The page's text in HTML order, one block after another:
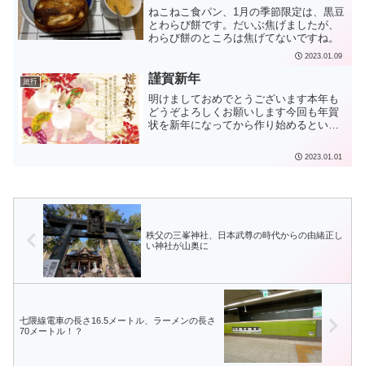
ねこねこ食パン、1月の季節限定は、黒豆
とわらび餅です。だいぶ焦げましたが、
わらび餅のところは焦げてないですね。
2023.01.09
旅行 謹賀新年
明けましておめでとうございます本年も
どうぞよろしくお願いします今回も年賀
状を新年になってから作り始めるとい
赦のほど。年末年始は、息子と地下鉄お
出かけモードです。降りる駅が事前にわ
2023.01.01
秩父の三峯神社、日本武尊の時代からの由緒正し
い神社が山奥に
七隈線電車の長さ16.5メートル、ラーメンの長さ
70メートル！？